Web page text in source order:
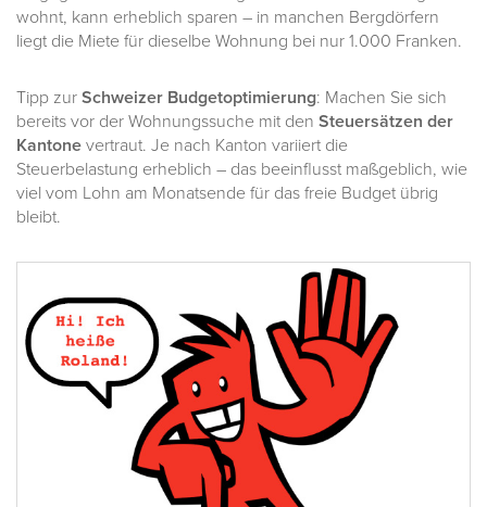
wohnt, kann erheblich sparen – in manchen Bergdörfern
liegt die Miete für dieselbe Wohnung bei nur 1.000 Franken.
Tipp zur Schweizer Budgetoptimierung: Machen Sie sich
bereits vor der Wohnungssuche mit den Steuersätzen der
Kantone vertraut. Je nach Kanton variiert die
Steuerbelastung erheblich – das beeinflusst maßgeblich, wie
viel vom Lohn am Monatsende für das freie Budget übrig
bleibt.